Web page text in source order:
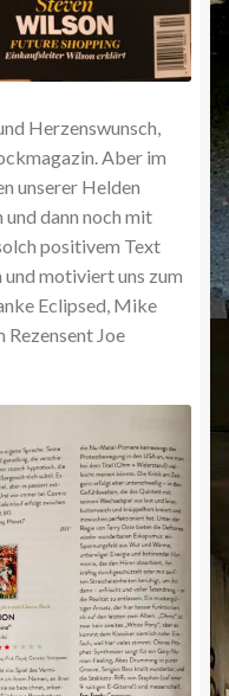
Herzenswunsch,
Aber im
unserer Helden
dann noch mit
positivem Text
motiviert uns zum
Eclipsed, Mike
Joe